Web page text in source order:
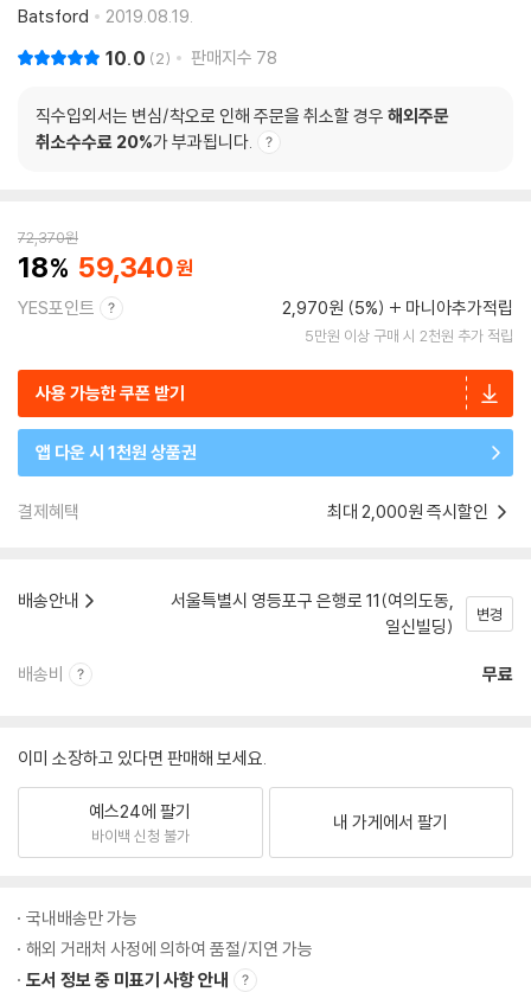
Batsford
2019.08.19.
10.0 2 판매지수 78
직수입외서는 변심/착오로 인해 주문을 취소할 경우 해외주문
취소수수료 20%가 부과됩니다.
72,370원
18 59,340
YES포인트 2,970원 (5%) 마니아추가적립
5만원 이상 구매 시 2천원 추가 적립
사용 가능한 쿠폰 받기
앱 다운 시 1천원 상품권
결제혜택 최대 2,000원 즉시할인
배송안내
서울특별시 영등포구 은행로 11(여의도동,
일신빌딩)
변경
배송비 무료
이미 소장하고 있다면 판매해 보세요.
예스24에 팔기
바이백 신청 불가
내 가게에서 팔기
국내배송만 가능
해외 거래처 사정에 의하여 품절/지연 가능
도서 정보 중 미표기 사항 안내